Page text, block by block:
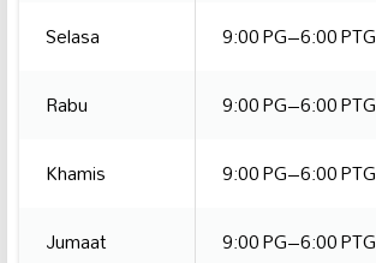
Selasa
9:00 PG–6:00 PTG
Rabu
9:00 PG–6:00 PTG
Khamis
9:00 PG–6:00 PTG
Jumaat
9:00 PG–6:00 PTG